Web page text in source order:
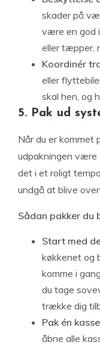
skader på
være en god
eller tæpper,
Koordinér
eller
skal hen, og
5. Pak ud
Når du er kommet
udpakningen være
det i et roligt
undgå at blive
Sådan pakker du
Start med
køkkenet og
komme i
du tage
trække dig
Pak én
åbne alle